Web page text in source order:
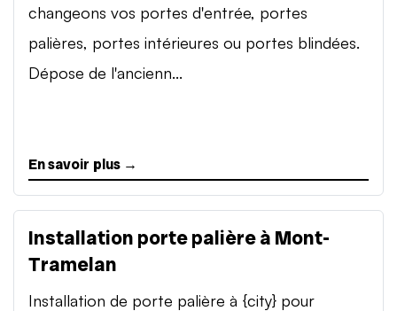
changeons vos portes d'entrée, portes
palières, portes intérieures ou portes blindées.
Dépose de l'ancienn...
En savoir plus →
Installation porte palière à Mont-
Tramelan
Installation de porte palière à {city} pour